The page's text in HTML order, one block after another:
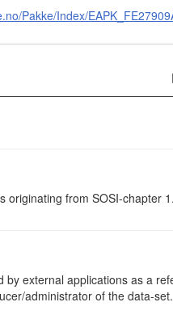
Pakke/Index/
originating from SOSI-chapter 1.
external applications as a
administrator of the data-set.